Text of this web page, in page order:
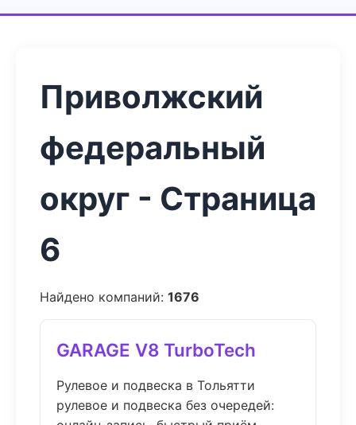
Приволжский
федеральный
округ - Страница
6
Найдено компаний: 1676
GARAGE V8 TurboTech
Рулевое и подвеска в Тольятти
рулевое и подвеска без очередей: